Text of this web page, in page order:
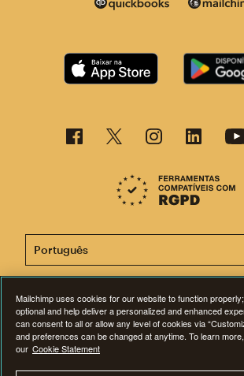
Agora, esta página está disponível
©2001-2026 Todos os direitos reservados. Mailchimp®
da The Rocket Science Group. Apple e o logotipo da
registadas da Apple Inc. Mac App Store é marca de
Google Play e o logotipo do Google Play são marcas
cookies
Mailchimp uses cookies for our website to function
optional and help deliver a personalized and enhanced
can consent to all or allow any level of cookies via
and preferences can be changed at anytime. To learn
our Cookie Statement